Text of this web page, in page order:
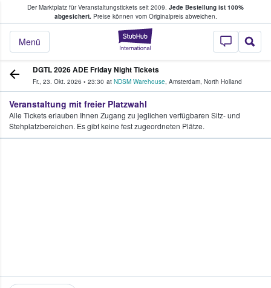
Der Marktplatz für Veranstaltungstickets seit 2009. Jede Bestellung ist 100%
abgesichert.Preise können vom Originalpreis abweichen.
StubHub - Wo
Menü
Tickets kaufen & verkaufen
DGTL 2026 ADE Friday Night Tickets
Fr., 23. Okt. 2026 • 23:30 at NDSM Warehouse, Amsterdam, North Holland
Veranstaltung mit freier Platzwahl
Alle Tickets erlauben Ihnen Zugang zu jeglichen verfügbaren Sitz- und
Stehplatzbereichen. Es gibt keine fest zugeordneten Plätze.